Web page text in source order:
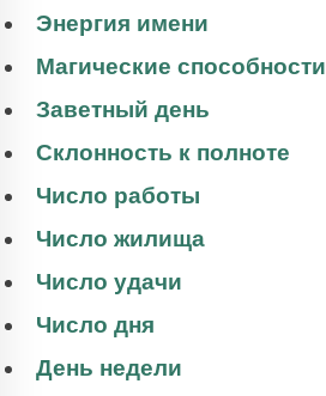
Энергия имени
Магические способности
Заветный день
Склонность к полноте
Число работы
Число жилища
Число удачи
Число дня
День недели